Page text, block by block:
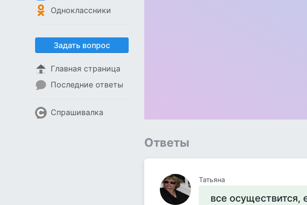
Одноклассники
Задать вопрос
Главная страница
Последние ответы
Спрашивалка
Ответы
Татьяна
все осуществится,